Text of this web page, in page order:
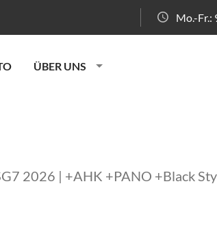
Mo.-Fr.:
ÜBER UNS
2026 | +AHK +PANO +Black